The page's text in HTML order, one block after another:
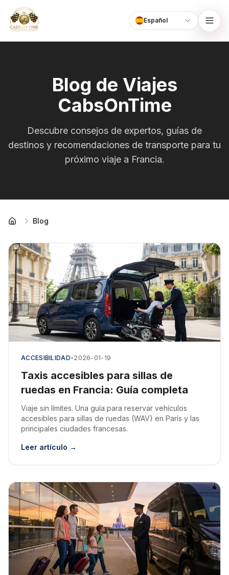
CabsOnTime Language
Español
Blog de Viajes
CabsOnTime
Descubre consejos de expertos, guías de
destinos y recomendaciones de transporte para tu
próximo viaje a Francia.
Blog
ACCESIBILIDAD•2026-01-19
Taxis accesibles para sillas de
ruedas en Francia: Guía completa
Viaje sin límites. Una guía para reservar vehículos
accesibles para sillas de ruedas (WAV) en París y las
principales ciudades francesas.
Leer artículo →